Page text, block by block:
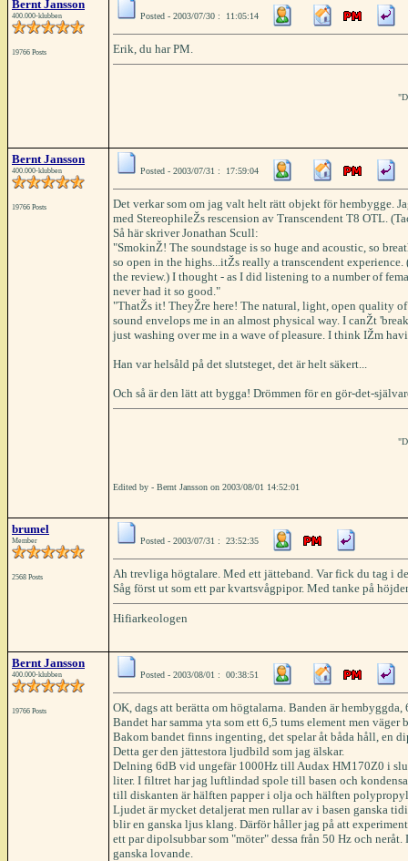
Bernt Jansson
400.000-klubben
19766 Posts
Posted - 2003/07/30 : 11:05:14
Erik, du har PM.
Bernt Jansson
400.000-klubben
19766 Posts
Posted - 2003/07/31 : 17:59:04
Det verkar som om jag valt helt rätt objekt för hembygge.
med StereophileŽs rescension av Transcendent T8 OTL.
Så här skriver Jonathan Scull:
"SmokinŽ! The soundstage is so huge and acoustic, so
so open in the highs...itŽs really a transcendent
the review.) I thought - as I did listening to a number of
never had it so good."
"ThatŽs it! TheyŽre here! The natural, light, open quality
sound envelops me in an almost physical way. I canŽt
just washing over me in a wave of pleasure. I think IŽm
Han var helsåld på det slutsteget, det är helt säkert...
Och så är den lätt att bygga! Drömmen för en gör-det-
Edited by - Bernt Jansson on 2003/08/01 14:52:01
brumel
Member
2568 Posts
Posted - 2003/07/31 : 23:52:35
Ah trevliga högtalare. Med ett jätteband. Var fick du tag i
Såg först ut som ett par kvartsvågpipor. Med tanke på
Hifiarkeologen
Bernt Jansson
400.000-klubben
19766 Posts
Posted - 2003/08/01 : 00:38:51
OK, dags att berätta om högtalarna. Banden är hembyggda,
Bandet har samma yta som ett 6,5 tums element men väger
Bakom bandet finns ingenting, det spelar åt båda håll, en
Detta ger den jättestora ljudbild som jag älskar.
Delning 6dB vid ungefär 1000Hz till Audax HM170Z0 i
liter. I filtret har jag luftlindad spole till basen och
till diskanten är hälften papper i olja och hälften
Ljudet är mycket detaljerat men rullar av i basen ganska
blir en ganska ljus klang. Därför håller jag på att
ett par dipolsubbar som "möter" dessa från 50 Hz och neråt.
ganska lovande.